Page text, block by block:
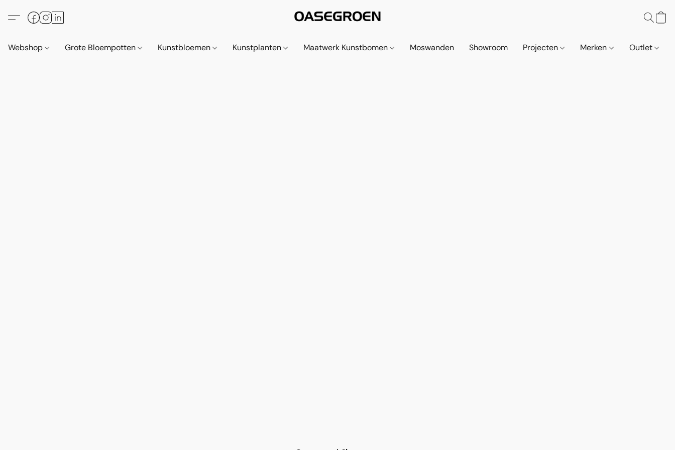
Webshop Grote Bloempotten Kunstbloemen Kunstplanten Maatwerk Kunstbomen Moswanden Showroom Projecten Merken Outlet